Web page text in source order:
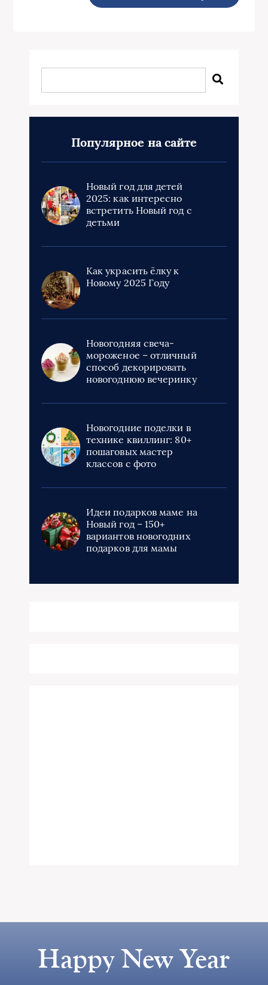
Популярное на сайте
Новый год для детей
2025: как интересно
встретить Новый год с
детьми
Как украсить ёлку к
Новому 2025 Году
Новогодняя свеча-
мороженое – отличный
способ декорировать
новогоднюю вечеринку
Новогодние поделки в
технике квиллинг: 80+
пошаговых мастер
классов с фото
Идеи подарков маме на
Новый год – 150+
вариантов новогодних
подарков для мамы
Happy New Year